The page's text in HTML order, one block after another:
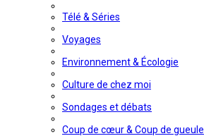
Télé & Séries
Voyages
Environnement & Écologie
Culture de chez moi
Sondages et débats
Coup de cœur & Coup de gueule